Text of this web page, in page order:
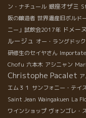
ン・ナチュール 銀座オザミ
阪の醸造者 世界遺産旧ボルド
ニー」試飲会2017年 ドメー
ルージュ オー・ラングドッ
研修生のセイヤさん
Chofu 六本木 アシニャン
Christophe Pacalet
エム３１ サンフォニー・テイ
Saint Jean Waingakuen La
ワインショップ ヴォンゴレ・